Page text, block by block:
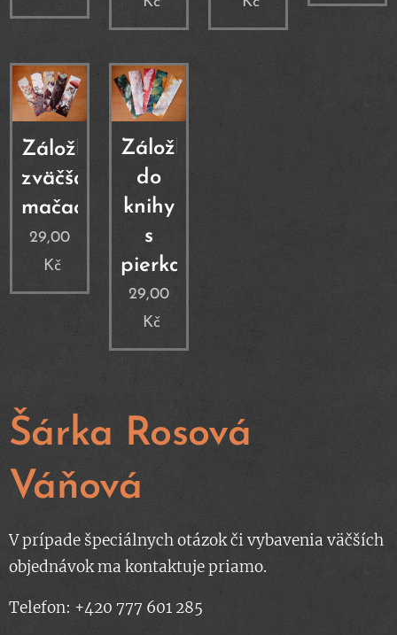
Záložka
zväčša
mačacia
29,00
Kč
Záložka
do
knihy
s
pierkami
29,00
Kč
Šárka Rosová
Váňová
V prípade špeciálnych otázok či vybavenia väčších
objednávok ma kontaktuje priamo.
Telefon: +420 777 601 285